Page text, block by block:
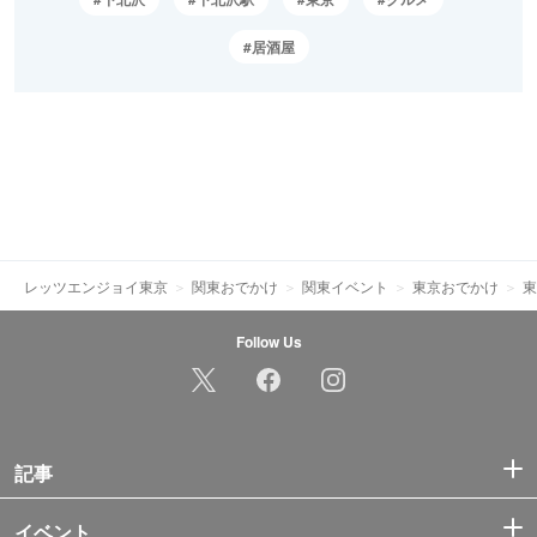
居酒屋
レッツエンジョイ東京 関東おでかけ 関東イベント 東京おでかけ
Follow Us
記事